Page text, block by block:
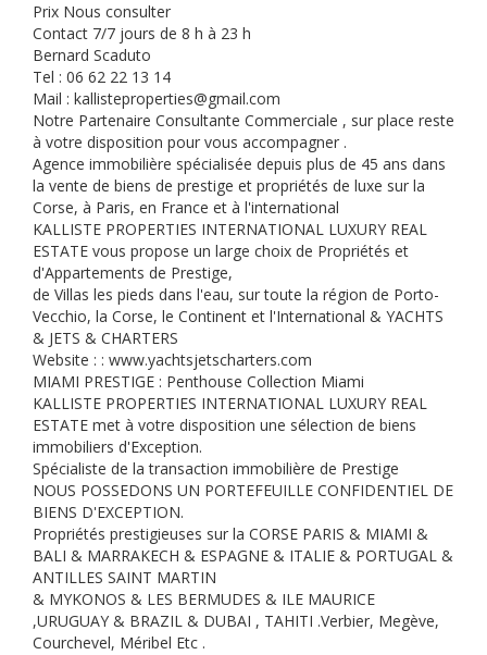
Prix Nous consulter
Contact 7/7 jours de 8 h à 23 h
Bernard Scaduto
Tel : 06 62 22 13 14
Mail : kallisteproperties@gmail.com
Notre Partenaire Consultante Commerciale , sur place reste
à votre disposition pour vous accompagner .
Agence immobilière spécialisée depuis plus de 45 ans dans
la vente de biens de prestige et propriétés de luxe sur la
Corse, à Paris, en France et à l'international
KALLISTE PROPERTIES INTERNATIONAL LUXURY REAL
ESTATE vous propose un large choix de Propriétés et
d'Appartements de Prestige,
de Villas les pieds dans l'eau, sur toute la région de Porto-
Vecchio, la Corse, le Continent et l'International & YACHTS
& JETS & CHARTERS
Website : : www.yachtsjetscharters.com
MIAMI PRESTIGE : Penthouse Collection Miami
KALLISTE PROPERTIES INTERNATIONAL LUXURY REAL
ESTATE met à votre disposition une sélection de biens
immobiliers d'Exception.
Spécialiste de la transaction immobilière de Prestige
NOUS POSSEDONS UN PORTEFEUILLE CONFIDENTIEL DE
BIENS D'EXCEPTION.
Propriétés prestigieuses sur la CORSE PARIS & MIAMI &
BALI & MARRAKECH & ESPAGNE & ITALIE & PORTUGAL &
ANTILLES SAINT MARTIN
& MYKONOS & LES BERMUDES & ILE MAURICE
,URUGUAY & BRAZIL & DUBAI , TAHITI .Verbier, Megève,
Courchevel, Méribel Etc .